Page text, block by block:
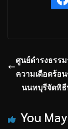
ศูนย์ดำรงธรร
ความเดือดร้อ
นนทบุรีจัดพิธี
You